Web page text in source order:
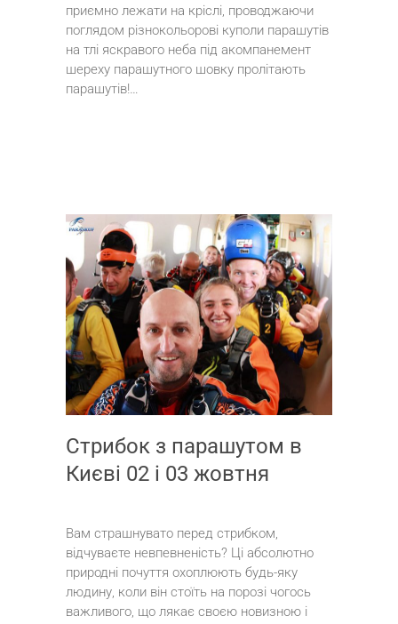
приємно лежати на кріслі, проводжаючи
поглядом різнокольорові куполи парашутів
на тлі яскравого неба під акомпанемент
шереху парашутного шовку пролітають
парашутів!…
Стрибок з парашутом в
Києві 02 і 03 жовтня
Вам страшнувато перед стрибком,
відчуваєте невпевненість? Ці абсолютно
природні почуття охоплюють будь-яку
людину, коли він стоїть на порозі чогось
важливого, що лякає своєю новизною і